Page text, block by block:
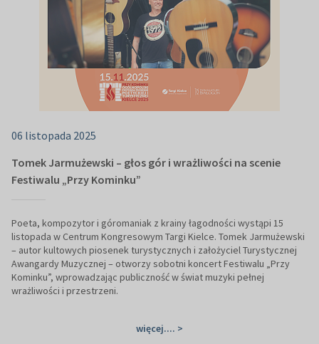
06 listopada 2025
Tomek Jarmużewski – głos gór i wrażliwości na scenie
Festiwalu „Przy Kominku”
Poeta, kompozytor i góromaniak z krainy łagodności wystąpi 15
listopada w Centrum Kongresowym Targi Kielce. Tomek Jarmużewski
– autor kultowych piosenek turystycznych i założyciel Turystycznej
Awangardy Muzycznej – otworzy sobotni koncert Festiwalu „Przy
Kominku”, wprowadzając publiczność w świat muzyki pełnej
wrażliwości i przestrzeni.
więcej.... >